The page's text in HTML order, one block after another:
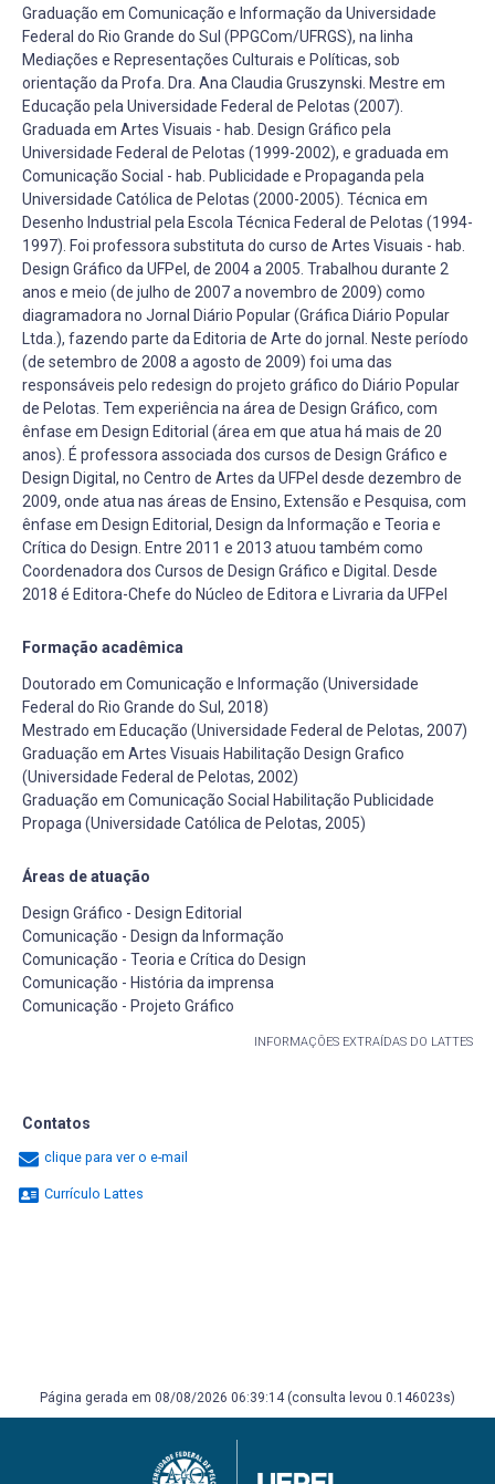
Graduação em Comunicação e Informação da Universidade
Federal do Rio Grande do Sul (PPGCom/UFRGS), na linha
Mediações e Representações Culturais e Políticas, sob
orientação da Profa. Dra. Ana Claudia Gruszynski. Mestre em
Educação pela Universidade Federal de Pelotas (2007).
Graduada em Artes Visuais - hab. Design Gráfico pela
Universidade Federal de Pelotas (1999-2002), e graduada em
Comunicação Social - hab. Publicidade e Propaganda pela
Universidade Católica de Pelotas (2000-2005). Técnica em
Desenho Industrial pela Escola Técnica Federal de Pelotas (1994-
1997). Foi professora substituta do curso de Artes Visuais - hab.
Design Gráfico da UFPel, de 2004 a 2005. Trabalhou durante 2
anos e meio (de julho de 2007 a novembro de 2009) como
diagramadora no Jornal Diário Popular (Gráfica Diário Popular
Ltda.), fazendo parte da Editoria de Arte do jornal. Neste período
(de setembro de 2008 a agosto de 2009) foi uma das
responsáveis pelo redesign do projeto gráfico do Diário Popular
de Pelotas. Tem experiência na área de Design Gráfico, com
ênfase em Design Editorial (área em que atua há mais de 20
anos). É professora associada dos cursos de Design Gráfico e
Design Digital, no Centro de Artes da UFPel desde dezembro de
2009, onde atua nas áreas de Ensino, Extensão e Pesquisa, com
ênfase em Design Editorial, Design da Informação e Teoria e
Crítica do Design. Entre 2011 e 2013 atuou também como
Coordenadora dos Cursos de Design Gráfico e Digital. Desde
2018 é Editora-Chefe do Núcleo de Editora e Livraria da UFPel
Formação acadêmica
Doutorado em Comunicação e Informação (Universidade
Federal do Rio Grande do Sul, 2018)
Mestrado em Educação (Universidade Federal de Pelotas, 2007)
Graduação em Artes Visuais Habilitação Design Grafico
(Universidade Federal de Pelotas, 2002)
Graduação em Comunicação Social Habilitação Publicidade
Propaga (Universidade Católica de Pelotas, 2005)
Áreas de atuação
Design Gráfico - Design Editorial
Comunicação - Design da Informação
Comunicação - Teoria e Crítica do Design
Comunicação - História da imprensa
Comunicação - Projeto Gráfico
INFORMAÇÕES EXTRAÍDAS DO LATTES
Contatos
clique para ver o e-mail
Currículo Lattes
Página gerada em 08/08/2026 06:39:14 (consulta levou 0.146023s)